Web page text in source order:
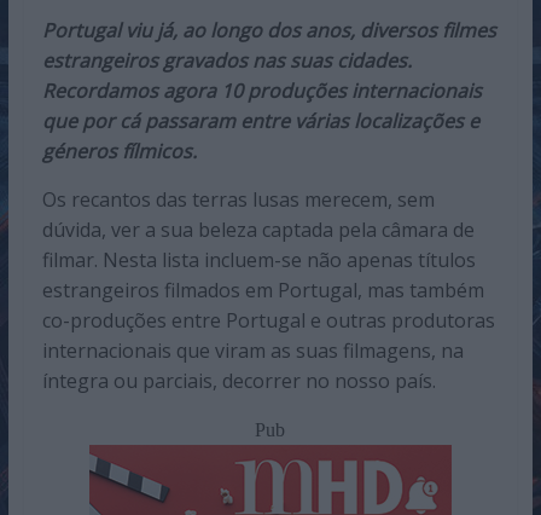
Portugal viu já, ao longo dos anos, diversos filmes
estrangeiros gravados nas suas cidades.
Recordamos agora 10 produções internacionais
que por cá passaram entre várias localizações e
géneros fílmicos.
Os recantos das terras lusas merecem, sem
dúvida, ver a sua beleza captada pela câmara de
filmar. Nesta lista incluem-se não apenas títulos
estrangeiros filmados em Portugal, mas também
co-produções entre Portugal e outras produtoras
internacionais que viram as suas filmagens, na
íntegra ou parciais, decorrer no nosso país.
Pub